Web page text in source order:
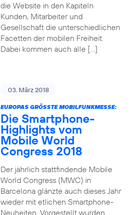
die Website in den Kapiteln
Kunden, Mitarbeiter und
Gesellschaft die unterschiedlichen
Facetten der mobilen Freiheit.
Dabei kommen auch alle […]
03. März 2018
EUROPAS GRÖSSTE MOBILFUNKMESSE:
Die Smartphone-
Highlights vom
Mobile World
Congress 2018
Der jährlich stattfindende Mobile
World Congress (MWC) in
Barcelona glänzte auch dieses Jahr
wieder mit etlichen Smartphone-
Neuheiten. Vorgestellt wurden